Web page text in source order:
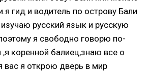
гид и водитель по острову Бали
русский язык и русскую
я свободно говорю по-
,я коренной балиец,знаю все о
вас я открою дверь в мир